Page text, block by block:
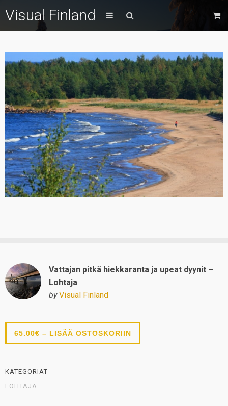
Visual Finland
Vattajan pitkä hiekkaranta ja upeat dyynit –
Lohtaja
by Visual Finland
65.00€ – LISÄÄ OSTOSKORIIN
KATEGORIAT
LOHTAJA